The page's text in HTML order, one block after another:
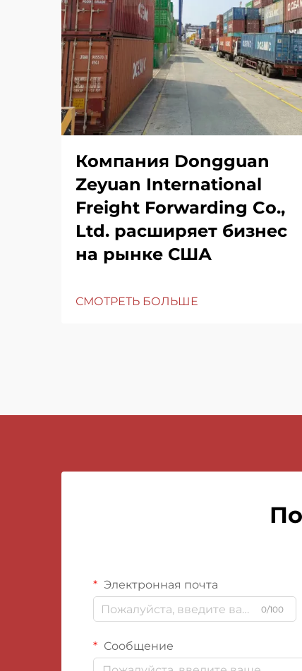
Компания Dongguan
Zeyuan International
Freight Forwarding Co.,
Ltd. расширяет бизнес
на рынке США
СМОТРЕТЬ БОЛЬШЕ
Электронная почта
0/100
Сообщение